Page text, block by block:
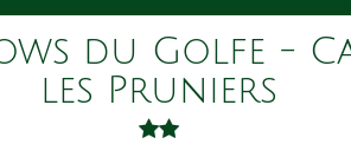
du Golfe -
les Pruniers